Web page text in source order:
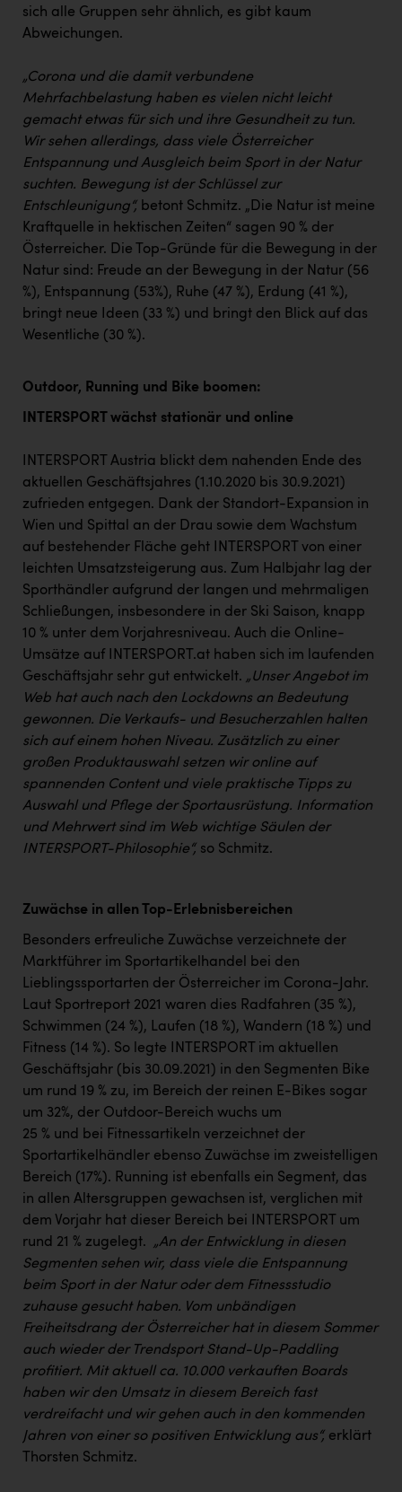
sich alle Gruppen sehr ähnlich, es gibt kaum
Abweichungen.
„Corona und die damit verbundene
Mehrfachbelastung haben es vielen nicht leicht
gemacht etwas für sich und ihre Gesundheit zu tun.
Wir sehen allerdings, dass viele Österreicher
Entspannung und Ausgleich beim Sport in der Natur
suchten. Bewegung ist der Schlüssel zur
Entschleunigung“, betont Schmitz. „Die Natur ist meine
Kraftquelle in hektischen Zeiten“ sagen 90 % der
Österreicher. Die Top-Gründe für die Bewegung in der
Natur sind: Freude an der Bewegung in der Natur (56
%), Entspannung (53%), Ruhe (47 %), Erdung (41 %),
bringt neue Ideen (33 %) und bringt den Blick auf das
Wesentliche (30 %).
Outdoor, Running und Bike boomen:
INTERSPORT wächst stationär und online
INTERSPORT Austria blickt dem nahenden Ende des
aktuellen Geschäftsjahres (1.10.2020 bis 30.9.2021)
zufrieden entgegen. Dank der Standort-Expansion in
Wien und Spittal an der Drau sowie dem Wachstum
auf bestehender Fläche geht INTERSPORT von einer
leichten Umsatzsteigerung aus. Zum Halbjahr lag der
Sporthändler aufgrund der langen und mehrmaligen
Schließungen, insbesondere in der Ski Saison, knapp
10 % unter dem Vorjahresniveau. Auch die Online-
Umsätze auf INTERSPORT.at haben sich im laufenden
Geschäftsjahr sehr gut entwickelt. „Unser Angebot im
Web hat auch nach den Lockdowns an Bedeutung
gewonnen. Die Verkaufs- und Besucherzahlen halten
sich auf einem hohen Niveau. Zusätzlich zu einer
großen Produktauswahl setzen wir online auf
spannenden Content und viele praktische Tipps zu
Auswahl und Pflege der Sportausrüstung. Information
und Mehrwert sind im Web wichtige Säulen der
INTERSPORT-Philosophie“, so Schmitz.
Zuwächse in allen Top-Erlebnisbereichen
Besonders erfreuliche Zuwächse verzeichnete der
Marktführer im Sportartikelhandel bei den
Lieblingssportarten der Österreicher im Corona-Jahr.
Laut Sportreport 2021 waren dies Radfahren (35 %),
Schwimmen (24 %), Laufen (18 %), Wandern (18 %) und
Fitness (14 %). So legte INTERSPORT im aktuellen
Geschäftsjahr (bis 30.09.2021) in den Segmenten Bike
um rund 19 % zu, im Bereich der reinen E-Bikes sogar
um 32%, der Outdoor-Bereich wuchs um
25 % und bei Fitnessartikeln verzeichnet der
Sportartikelhändler ebenso Zuwächse im zweistelligen
Bereich (17%). Running ist ebenfalls ein Segment, das
in allen Altersgruppen gewachsen ist, verglichen mit
dem Vorjahr hat dieser Bereich bei INTERSPORT um
rund 21 % zugelegt. „An der Entwicklung in diesen
Segmenten sehen wir, dass viele die Entspannung
beim Sport in der Natur oder dem Fitnessstudio
zuhause gesucht haben. Vom unbändigen
Freiheitsdrang der Österreicher hat in diesem Sommer
auch wieder der Trendsport Stand-Up-Paddling
profitiert. Mit aktuell ca. 10.000 verkauften Boards
haben wir den Umsatz in diesem Bereich fast
verdreifacht und wir gehen auch in den kommenden
Jahren von einer so positiven Entwicklung aus“, erklärt
Thorsten Schmitz.